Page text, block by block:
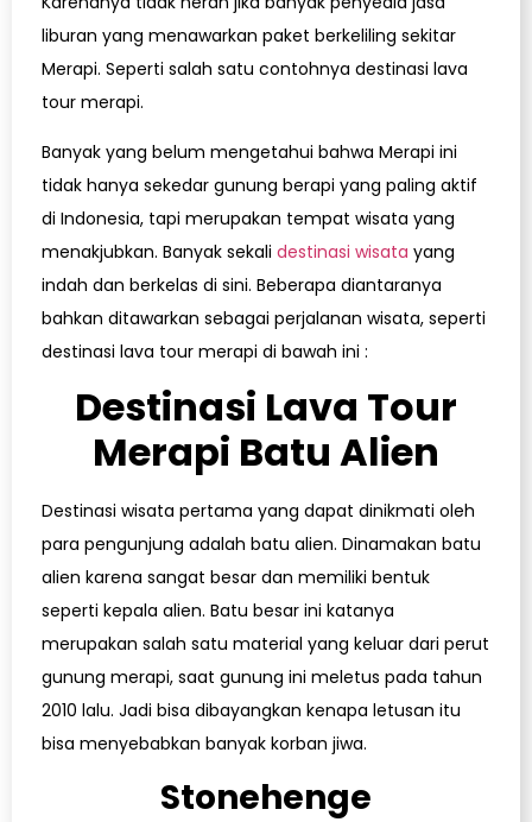
liburan yang menawarkan paket berkeliling sekitar
Merapi. Seperti salah satu contohnya destinasi lava
tour merapi.
Banyak yang belum mengetahui bahwa Merapi ini
tidak hanya sekedar gunung berapi yang paling aktif
di Indonesia, tapi merupakan tempat wisata yang
menakjubkan. Banyak sekali destinasi wisata yang
indah dan berkelas di sini. Beberapa diantaranya
bahkan ditawarkan sebagai perjalanan wisata, seperti
destinasi lava tour merapi di bawah ini :
Destinasi Lava Tour
Merapi Batu Alien
Destinasi wisata pertama yang dapat dinikmati oleh
para pengunjung adalah batu alien. Dinamakan batu
alien karena sangat besar dan memiliki bentuk
seperti kepala alien. Batu besar ini katanya
merupakan salah satu material yang keluar dari perut
gunung merapi, saat gunung ini meletus pada tahun
2010 lalu. Jadi bisa dibayangkan kenapa letusan itu
bisa menyebabkan banyak korban jiwa.
Stonehenge